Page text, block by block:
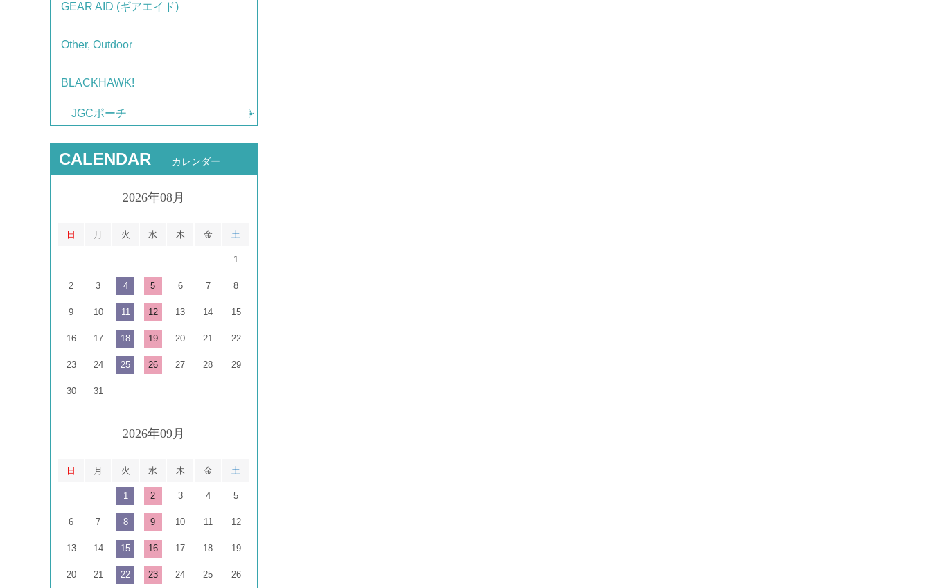
GEAR AID (ギアエイド)
Other, Outdoor
BLACKHAWK!
JGCポーチ
CALENDAR カレンダー
2026年08月
日 月 火 水 木 金 土
1
2 3 4 5 6 7 8
9 10 11 12 13 14 15
16 17 18 19 20 21 22
23 24 25 26 27 28 29
30 31
2026年09月
日 月 火 水 木 金 土
1 2 3 4 5
6 7 8 9 10 11 12
13 14 15 16 17 18 19
20 21 22 23 24 25 26